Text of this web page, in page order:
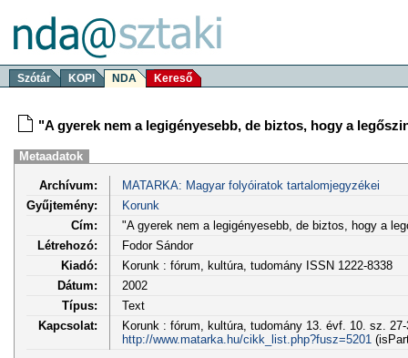
Szótár KOPI NDA Kereső
"A gyerek nem a legigényesebb, de biztos, hogy a
Metaadatok
Archívum:
MATARKA: Magyar folyóiratok tartalomjegyzékei
Gyűjtemény:
Korunk
Cím:
"A gyerek nem a legigényesebb, de biztos, hogy a
Létrehozó:
Fodor Sándor
Kiadó:
Korunk : fórum, kultúra, tudomány ISSN 1222-8338
Dátum:
2002
Típus:
Text
Kapcsolat:
Korunk : fórum, kultúra, tudomány 13. évf. 10. sz.
http://www.matarka.hu/cikk_list.php?fusz=5201